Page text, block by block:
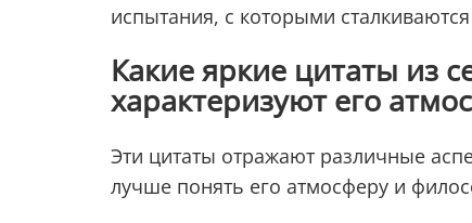
испытания, с которыми
Какие яркие цитаты из
характеризуют его
Эти цитаты отражают различные
лучше понять его атмосферу и